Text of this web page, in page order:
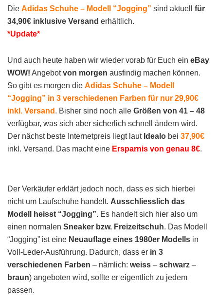
Die Adidas Schuhe – Modell “Jogging” sind aktuell für
34,90€ inklusive Versand erhältlich.
*Update*
Und auch heute haben wir wieder vorab für Euch ein eBay
WOW! Angebotvon morgen ausfindig machen können.
So gibt es morgen die Adidas Schuhe – Modell
“Jogging” in 3 verschiedenen Farben für nur 29,90€
inkl. Versand . Bisher sind noch alle Größen von 41 – 48
verfügbar, was sich aber sicherlich schnell ändern wird.
Der nächst beste Internetpreis liegt laut Idealo bei 37,90€
inkl. Versand. Das macht eine Ersparnis von genau 8€.
Der Verkäufer erklärt jedoch noch, dass es sich hierbei
nicht um Laufschuhe handelt. Ausschliesslich das
Modell heisst “Jogging”. Es handelt sich hier also um
einen normalen Sneaker bzw. Freizeitschuh. Das Modell
“Jogging” ist eine Neuauflage eines 1980er Modells in
Voll-Leder-Ausführung. Dadurch, dass er in 3
verschiedenen Farben – nämlich: weiss – schwarz –
braun) angeboten wird, sollte er eigentlich zu jedem
passen.